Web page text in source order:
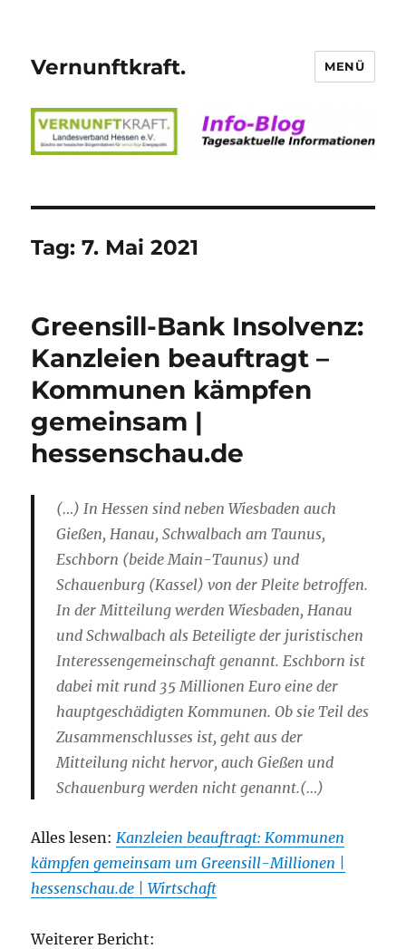
Vernunftkraft. MENÜ
Tag:7. Mai 2021
Greensill-Bank Insolvenz:
Kanzleien beauftragt –
Kommunen kämpfen
gemeinsam |
hessenschau.de
(…) In Hessen sind neben Wiesbaden auch
Gießen, Hanau, Schwalbach am Taunus,
Eschborn (beide Main-Taunus) und
Schauenburg (Kassel) von der Pleite betroffen.
In der Mitteilung werden Wiesbaden, Hanau
und Schwalbach als Beteiligte der juristischen
Interessengemeinschaft genannt. Eschborn ist
dabei mit rund 35 Millionen Euro eine der
hauptgeschädigten Kommunen. Ob sie Teil des
Zusammenschlusses ist, geht aus der
Mitteilung nicht hervor, auch Gießen und
Schauenburg werden nicht genannt.(…)
Alles lesen: Kanzleien beauftragt: Kommunen
kämpfen gemeinsam um Greensill-Millionen |
hessenschau.de | Wirtschaft
Weiterer Bericht: